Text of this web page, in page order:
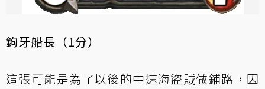
鉤牙船長（1分）
這張可能是為了以後的中速海盜賊做鋪路，因